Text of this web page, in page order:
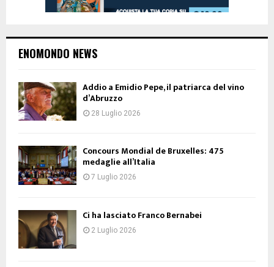
ENOMONDO NEWS
Addio a Emidio Pepe, il patriarca del vino
d’Abruzzo
28 Luglio 2026
Concours Mondial de Bruxelles: 475
medaglie all’Italia
7 Luglio 2026
Ci ha lasciato Franco Bernabei
2 Luglio 2026